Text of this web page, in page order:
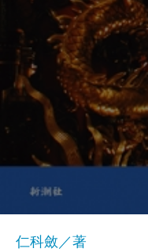
仁科斂／著